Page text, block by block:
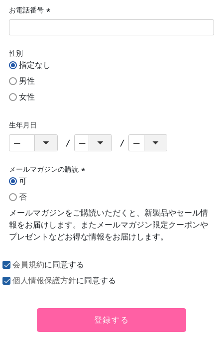
お電話番号
(必
須)
性別
指定なし
男性
女性
生年月日
メールマガジンの購読
可
否
メールマガジンをご購読いただくと、新製品やセール情
報をお届けします。またメールマガジン限定クーポンや
プレゼントなどお得な情報をお届けします。
会員規約に同意する
個人情報保護方針に同意する
登録する